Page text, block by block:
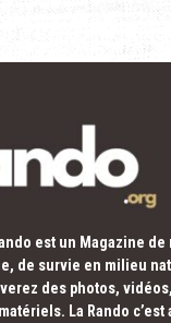
est un Magazine
de survie en milieu
des photos,
La Rando c’est